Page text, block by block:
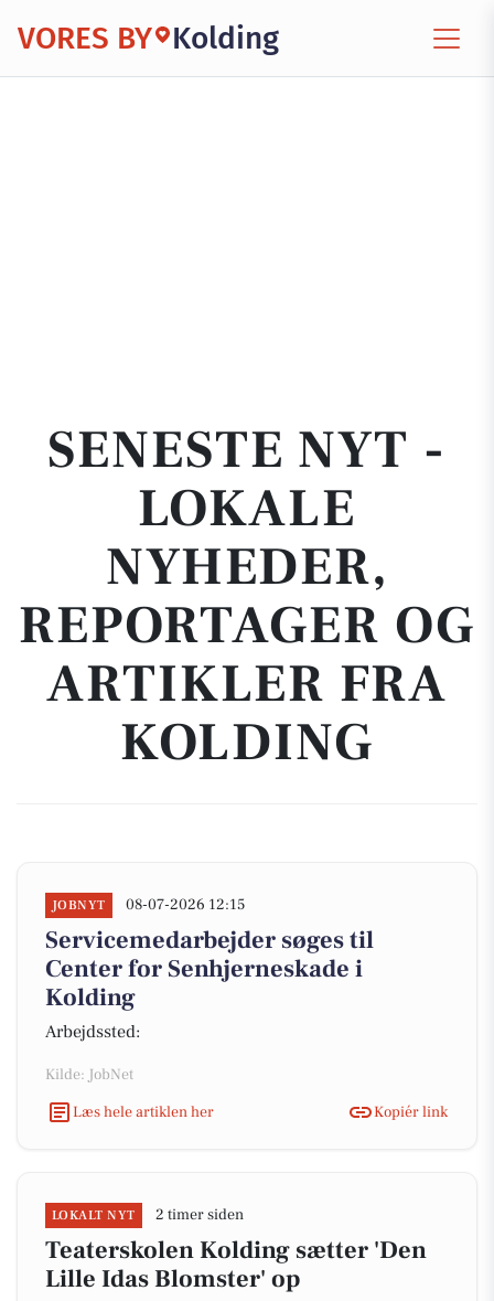
VORES BY Kolding
SENESTE NYT -
LOKALE
NYHEDER,
REPORTAGER OG
ARTIKLER FRA
KOLDING
JOBNYT 08-07-2026 12:15
Servicemedarbejder søges til
Center for Senhjerneskade i
Kolding
Arbejdssted:
Kilde: JobNet
Læs hele artiklen her
Kopiér link
LOKALT NYT 2 timer siden
Teaterskolen Kolding sætter 'Den
Lille Idas Blomster' op